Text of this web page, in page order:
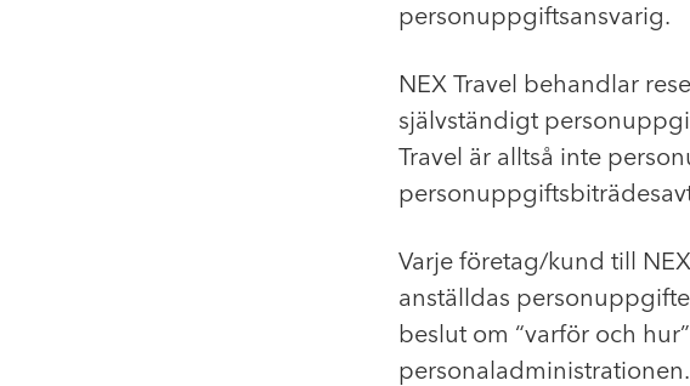
personuppgiftsansvarig.
NEX Travel behandlar
självständigt
Travel är alltså inte
Varje företag/kund till
anställdas
beslut om “varför och
personaladministrationen.